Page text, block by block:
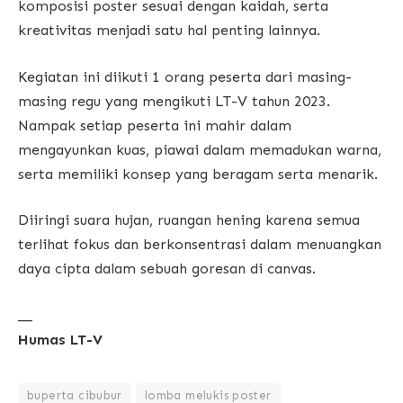
komposisi poster sesuai dengan kaidah, serta
kreativitas menjadi satu hal penting lainnya.
Kegiatan ini diikuti 1 orang peserta dari masing-
masing regu yang mengikuti LT-V tahun 2023.
Nampak setiap peserta ini mahir dalam
mengayunkan kuas, piawai dalam memadukan warna,
serta memiliki konsep yang beragam serta menarik.
Diiringi suara hujan, ruangan hening karena semua
terlihat fokus dan berkonsentrasi dalam menuangkan
daya cipta dalam sebuah goresan di canvas.
Humas LT-V
buperta cibubur lomba melukis poster